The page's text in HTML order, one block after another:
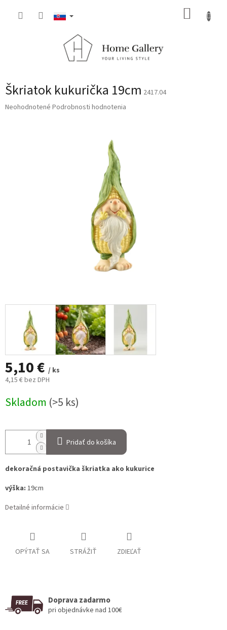
Škriatok kukurička 19cm 2417.04
Priemerné
Neohodnotené Podrobnosti hodnotenia
5,10 € / ks
4,15 € bez DPH
cena:
Skladom (>5 ks)
Pridať do košíka
dekoračná postavička škriatka ako kukurice
výška: 19cm
Detailné informácie
OPÝTAŤ SA STRÁŽIŤ ZDIEĽAŤ
Doprava zadarmo
pri objednávke nad 100€